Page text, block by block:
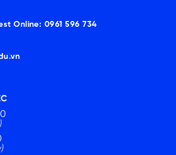
Online: 0961 596 734